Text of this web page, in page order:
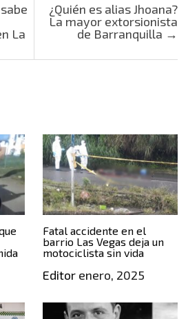
La
¿Quién es alias Jhoana?
La mayor extorsionista
de Barranquilla →
Fatal accidente en el
barrio Las Vegas deja un
motociclista sin vida
Editorenero, 2025